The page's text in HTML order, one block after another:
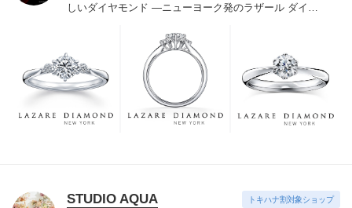
しいダイヤモンド ―ニューヨーク発のラザール ダイヤ
られ120年を超えた今もなおダイヤモンドの美しい輝き
にこだわり続けています。私たちの願いは、この生涯変
わらないワン＆オンリーの輝きを幸せの象徴として、い
つも、ずっと、身に着けていただくことです。
STUDIO AQUA トキハナ割対象ショップ